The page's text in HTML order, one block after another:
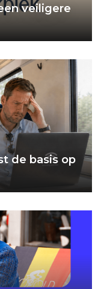
veiligere
de basis op